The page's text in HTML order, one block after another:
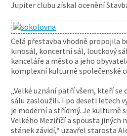
Jupiter clubu získal ocenění
Celá přestavba vhodně propojila
kinosál, koncertní sál, loutkový
kanceláře a město a jeho
komplexní kulturně společenské
„Velké uznání patří všem, kteří se
sálu zasloužili. I po deseti letech
je moderní a střídmý. Je kulturně
Velkého Meziříčí a spousta jiných
stánek závidí,“ uzavřel starosta